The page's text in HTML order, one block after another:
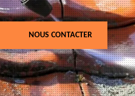
NOUS CONTACTER